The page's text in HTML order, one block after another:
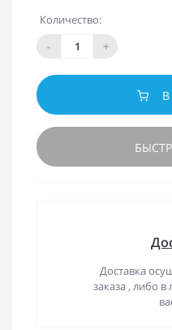
Количество:
-
+
Доставка
заказа , либо